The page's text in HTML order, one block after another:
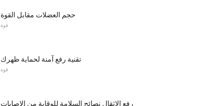
حجم العضلات مقابل القوة
قوة
تقنية رفع آمنة لحماية ظهرك
قوة
رفع الاثقال نصائح السلامة للوقاية من الإصابات